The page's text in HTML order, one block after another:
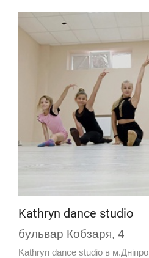
Kathryn dance studio
бульвар Кобзаря, 4
Kathryn dance studio в м.Дніпро